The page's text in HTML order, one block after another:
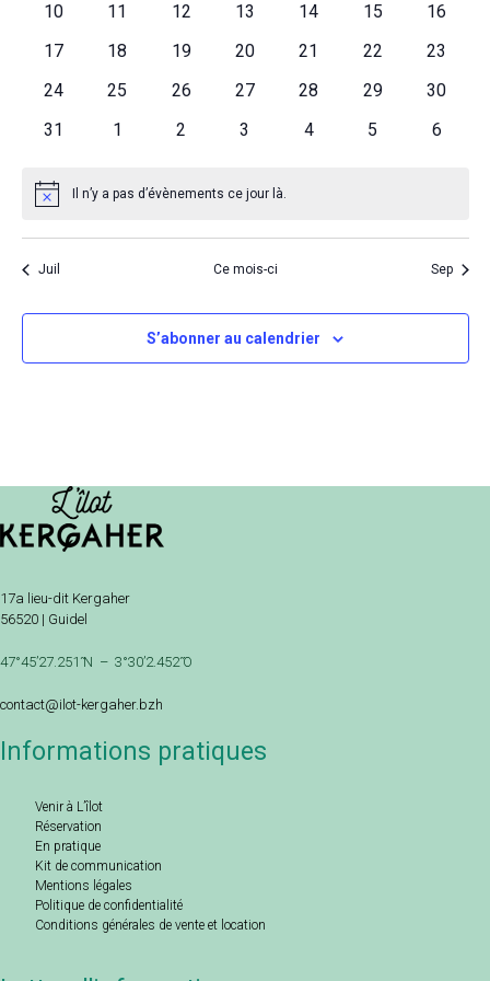
0
10
0
11
0
12
0
13
0
14
0
15
0
16
0
17
0
18
0
19
0
20
0
21
0
22
0
23
0
24
0
25
0
26
0
27
0
28
0
29
0
30
0
31
0
1
0
2
0
3
0
4
0
5
0
6
Notice Il n’y a pas d’évènements ce jour là.
Juil Ce mois-ci Sep
S’abonner au calendrier
17a lieu-dit Kergaher
56520 | Guidel
47°45’27.251 ̋N – 3°30’2.452 ̋O
contact@ilot-kergaher.bzh
Informations pratiques
Venir à L’îlot
Réservation
En pratique
Kit de communication
Mentions légales
Politique de confidentialité
Conditions générales de vente et location